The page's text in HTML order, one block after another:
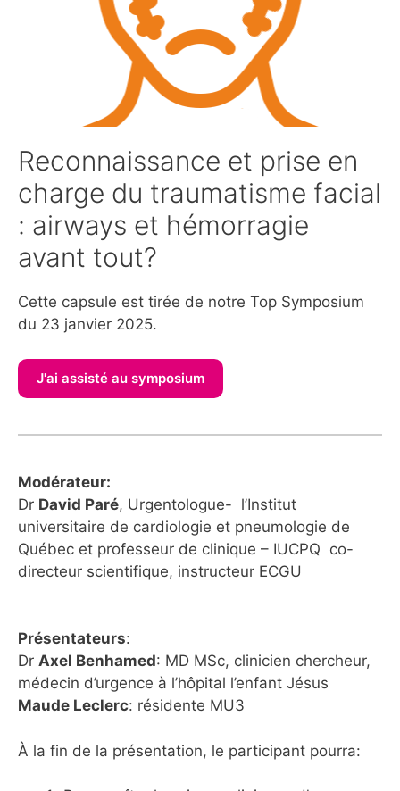
Reconnaissance et prise en
charge du traumatisme facial
: airways et hémorragie
avant tout?
Cette capsule est tirée de notre Top Symposium
du 23 janvier 2025.
Modérateur:
Dr David Paré, Urgentologue- l’Institut
universitaire de cardiologie et pneumologie de
Québec et professeur de clinique – IUCPQ co-
directeur scientifique, instructeur ECGU
Présentateurs:
Dr Axel Benhamed: MD MSc, clinicien chercheur,
médecin d’urgence à l’hôpital l’enfant Jésus
Maude Leclerc: résidente MU3
À la fin de la présentation, le participant pourra: